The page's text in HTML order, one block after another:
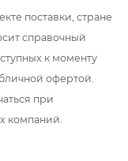
подходят для
поставки, стране
справочный
к моменту
офертой.
при
компаний.